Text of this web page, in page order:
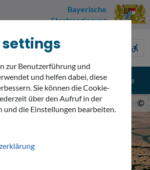
Bayerische
Staatsregierung
accessible_forward
search Suche
©
settings
zur Benutzerführung und
und helfen dabei, diese
Sie können die Cookie-
über den Aufruf in der
und die Einstellungen bearbeiten.